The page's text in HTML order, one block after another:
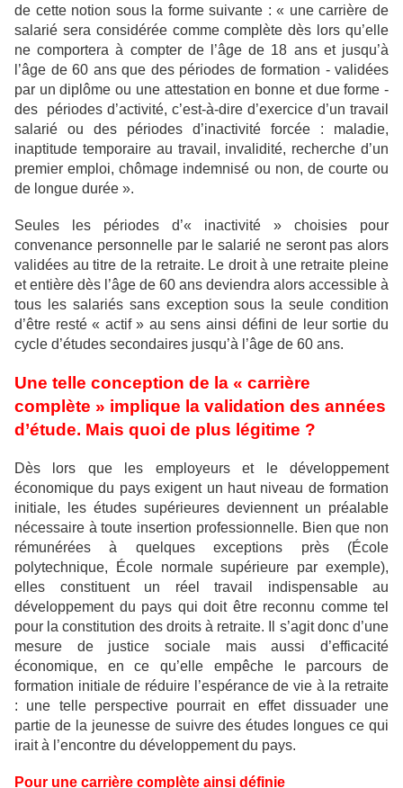
de cette notion sous la forme suivante : « une carrière de
salarié sera considérée comme complète dès lors qu’elle
ne comportera à compter de l’âge de 18 ans et jusqu’à
l’âge de 60 ans que des périodes de formation - validées
par un diplôme ou une attestation en bonne et due forme -
des périodes d’activité, c’est-à-dire d’exercice d’un travail
salarié ou des périodes d’inactivité forcée : maladie,
inaptitude temporaire au travail, invalidité, recherche d’un
premier emploi, chômage indemnisé ou non, de courte ou
de longue durée ».
Seules les périodes d’« inactivité » choisies pour
convenance personnelle par le salarié ne seront pas alors
validées au titre de la retraite. Le droit à une retraite pleine
et entière dès l’âge de 60 ans deviendra alors accessible à
tous les salariés sans exception sous la seule condition
d’être resté « actif » au sens ainsi défini de leur sortie du
cycle d’études secondaires jusqu’à l’âge de 60 ans.
Une telle conception de la « carrière
complète » implique la validation des années
d’étude. Mais quoi de plus légitime ?
Dès lors que les employeurs et le développement
économique du pays exigent un haut niveau de formation
initiale, les études supérieures deviennent un préalable
nécessaire à toute insertion professionnelle. Bien que non
rémunérées à quelques exceptions près (École
polytechnique, École normale supérieure par exemple),
elles constituent un réel travail indispensable au
développement du pays qui doit être reconnu comme tel
pour la constitution des droits à retraite. Il s’agit donc d’une
mesure de justice sociale mais aussi d’efficacité
économique, en ce qu’elle empêche le parcours de
formation initiale de réduire l’espérance de vie à la retraite
: une telle perspective pourrait en effet dissuader une
partie de la jeunesse de suivre des études longues ce qui
irait à l’encontre du développement du pays.
Pour une carrière complète ainsi définie